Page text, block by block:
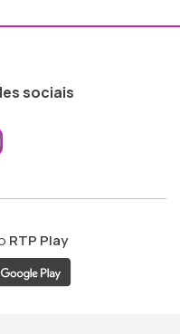
sociais
ao
RTP Play